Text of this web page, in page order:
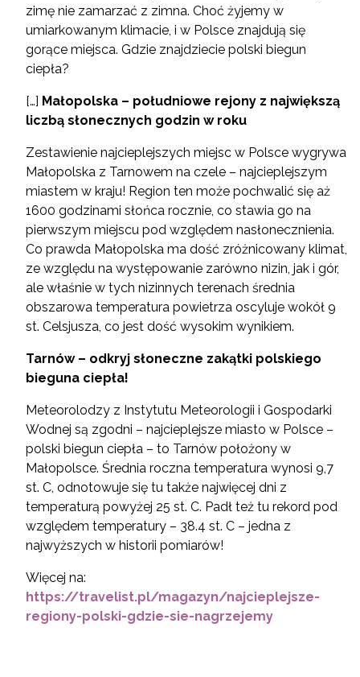
zimę nie zamarzać z zimna. Choć żyjemy w
umiarkowanym klimacie, i w Polsce znajdują się
gorące miejsca. Gdzie znajdziecie polski biegun
ciepła?
[…] Małopolska – południowe rejony z największą
liczbą słonecznych godzin w roku
Zestawienie najcieplejszych miejsc w Polsce wygrywa
Małopolska z Tarnowem na czele – najcieplejszym
miastem w kraju! Region ten może pochwalić się aż
1600 godzinami słońca rocznie, co stawia go na
pierwszym miejscu pod względem nasłonecznienia.
Co prawda Małopolska ma dość zróżnicowany klimat,
ze względu na występowanie zarówno nizin, jak i gór,
ale właśnie w tych nizinnych terenach średnia
obszarowa temperatura powietrza oscyluje wokół 9
st. Celsjusza, co jest dość wysokim wynikiem.
Tarnów – odkryj słoneczne zakątki polskiego
bieguna ciepła!
Meteorolodzy z Instytutu Meteorologii i Gospodarki
Wodnej są zgodni – najcieplejsze miasto w Polsce –
polski biegun ciepła – to Tarnów położony w
Małopolsce. Średnia roczna temperatura wynosi 9,7
st. C, odnotowuje się tu także najwięcej dni z
temperaturą powyżej 25 st. C. Padł też tu rekord pod
względem temperatury – 38.4 st. C – jedna z
najwyższych w historii pomiarów!
Więcej na:
https://travelist.pl/magazyn/najcieplejsze-
regiony-polski-gdzie-sie-nagrzejemy